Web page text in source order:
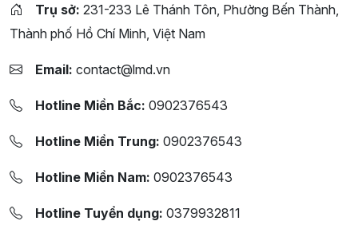
Trụ sở: 231-233 Lê Thánh Tôn, Phường Bến Thành,
Thành phố Hồ Chí Minh, Việt Nam
Email: contact@lmd.vn
Hotline Miền Bắc: 0902376543
Hotline Miền Trung: 0902376543
Hotline Miền Nam: 0902376543
Hotline Tuyển dụng: 0379932811